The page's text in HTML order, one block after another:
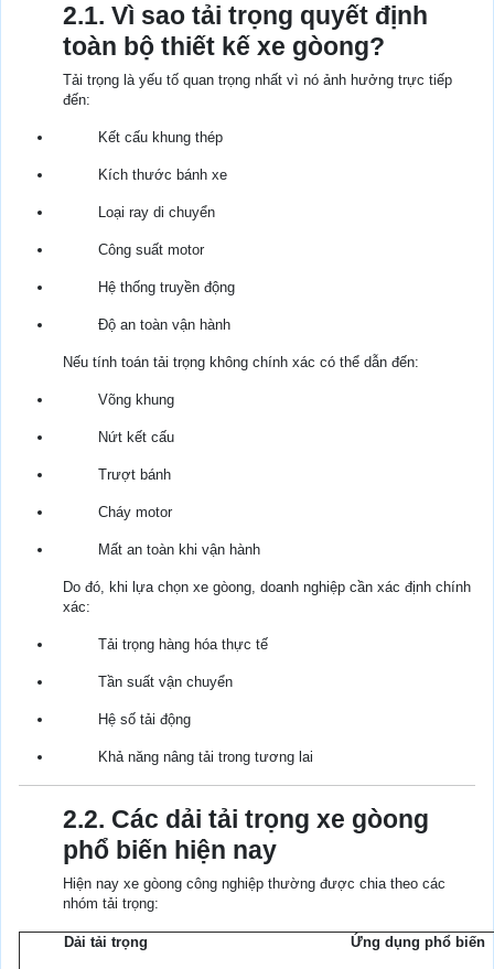
2.1. Vì sao tải trọng quyết định
toàn bộ thiết kế xe gòong?
Tải trọng là yếu tố quan trọng nhất vì nó ảnh hưởng trực tiếp
đến:
Kết cấu khung thép
Kích thước bánh xe
Loại ray di chuyển
Công suất motor
Hệ thống truyền động
Độ an toàn vận hành
Nếu tính toán tải trọng không chính xác có thể dẫn đến:
Võng khung
Nứt kết cấu
Trượt bánh
Cháy motor
Mất an toàn khi vận hành
Do đó, khi lựa chọn xe gòong, doanh nghiệp cần xác định chính
xác:
Tải trọng hàng hóa thực tế
Tần suất vận chuyển
Hệ số tải động
Khả năng nâng tải trong tương lai
2.2. Các dải tải trọng xe gòong
phổ biến hiện nay
Hiện nay xe gòong công nghiệp thường được chia theo các
nhóm tải trọng:
Dải tải trọng Ứng dụng phổ biến